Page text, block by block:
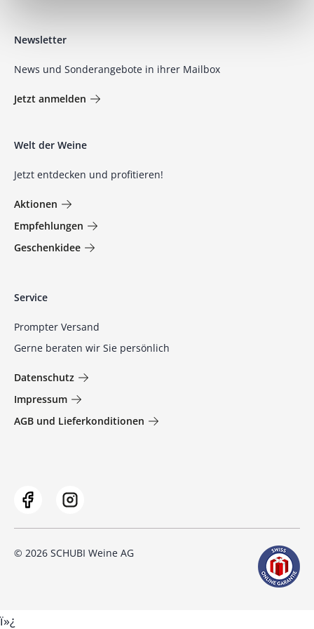
Newsletter
News und Sonderangebote in ihrer Mailbox
Jetzt anmelden
Welt der Weine
Jetzt entdecken und profitieren!
Aktionen
Empfehlungen
Geschenkidee
Service
Prompter Versand
Gerne beraten wir Sie persönlich
Datenschutz
Impressum
AGB und Lieferkonditionen
© 2026 SCHUBI Weine AG
ï»¿